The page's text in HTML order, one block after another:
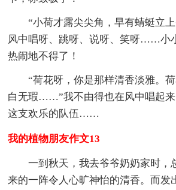
“小荷才露尖尖角，早有蜻蜓立
风中唱呀、跳呀、说呀、笑呀……小
热闹地不得了！
“荷花呀，你是那样清香淡雅。
白无瑕……”我不由得也在风中唱起来
这支欢乐的队伍……
我的植物朋友作文13
一到秋天，我去爷爷奶奶家时，
来的一阵令人心旷神怡的清香。而发